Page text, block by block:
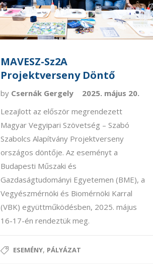
MAVESZ-Sz2A
Projektverseny Döntő
by Csernák Gergely
2025. május 20.
Lezajlott az először megrendezett
Magyar Vegyipari Szövetség – Szabó
Szabolcs Alapítvány Projektverseny
országos döntője. Az eseményt a
Budapesti Műszaki és
Gazdaságtudományi Egyetemen (BME), a
Vegyészmérnöki és Biomérnöki Karral
(VBK) együttműködésben, 2025. május
16-17-én rendeztük meg.
ESEMÉNY, PÁLYÁZAT